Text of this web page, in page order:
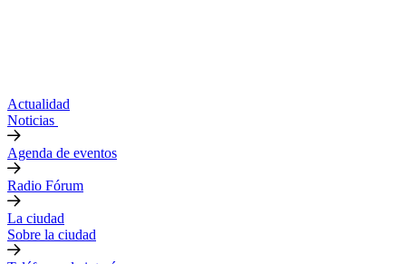
Actualidad
Noticias
Agenda de eventos
Radio Fórum
La ciudad
Sobre la ciudad